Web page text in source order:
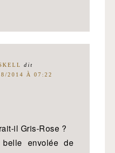
dit
2014 À 07:22
il Gris-Rose ?
envolée de